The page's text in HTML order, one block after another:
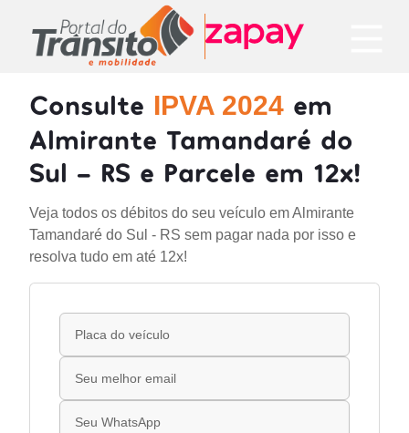
Consulte IPVA 2024 em
Almirante Tamandaré do
Sul - RS e Parcele em 12x!
Veja todos os débitos do seu veículo em Almirante
Tamandaré do Sul - RS sem pagar nada por isso e
resolva tudo em até 12x!